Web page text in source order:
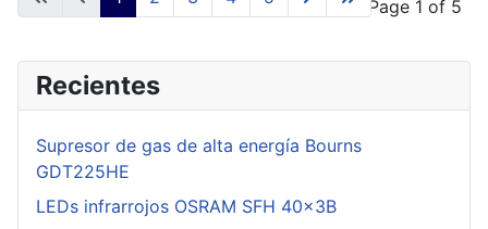
Page 1 of 5
Recientes
Supresor de gas de alta energía Bourns
GDT225HE
LEDs infrarrojos OSRAM SFH 40x3B